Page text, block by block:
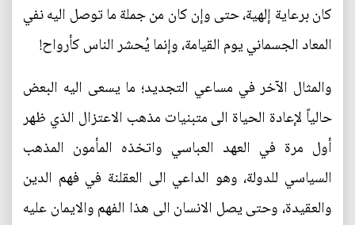
كان برعاية إلهية، حتى وإن كان من جملة ما توصل اليه نفي
المعاد الجسماني يوم القيامة، وإنما يُحشر الناس كأرواح!
والمثال الآخر في مساعي التجديد؛ ما يسعى اليه البعض
حالياً لإعادة الحياة الى متبنيات مذهب الاعتزال الذي ظهر
أول مرة في العهد العباسي واتخذه المأمون المذهب
السياسي للدولة، وهو الداعي الى العقلنة في فهم الدين
والعقيدة، وحتى يصل الانسان الى هذا الفهم والايمان عليه